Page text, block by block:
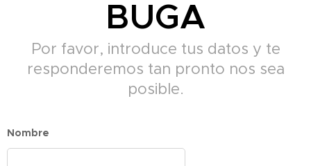
BUGA
Por favor, introduce tus datos y te
responderemos tan pronto nos sea
posible.
Nombre